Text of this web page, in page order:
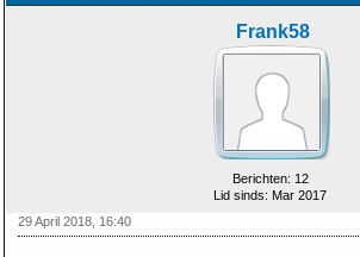
Forum
Frank58
Berichten: 12
Lid sinds: Mar 2017
29 April 2018, 16:40